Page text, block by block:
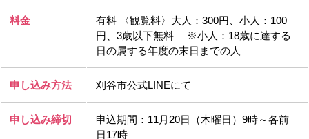
料金
有料 〈観覧料〉大人：300円、小人：100
円、3歳以下無料 ※小人：18歳に達する
日の属する年度の末日までの人
申し込み方法 刈谷市公式LINEにて
申し込み締切
申込期間：11月20日（木曜日）9時～各前
日17時